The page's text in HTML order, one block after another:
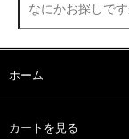
ホーム
カートを見る